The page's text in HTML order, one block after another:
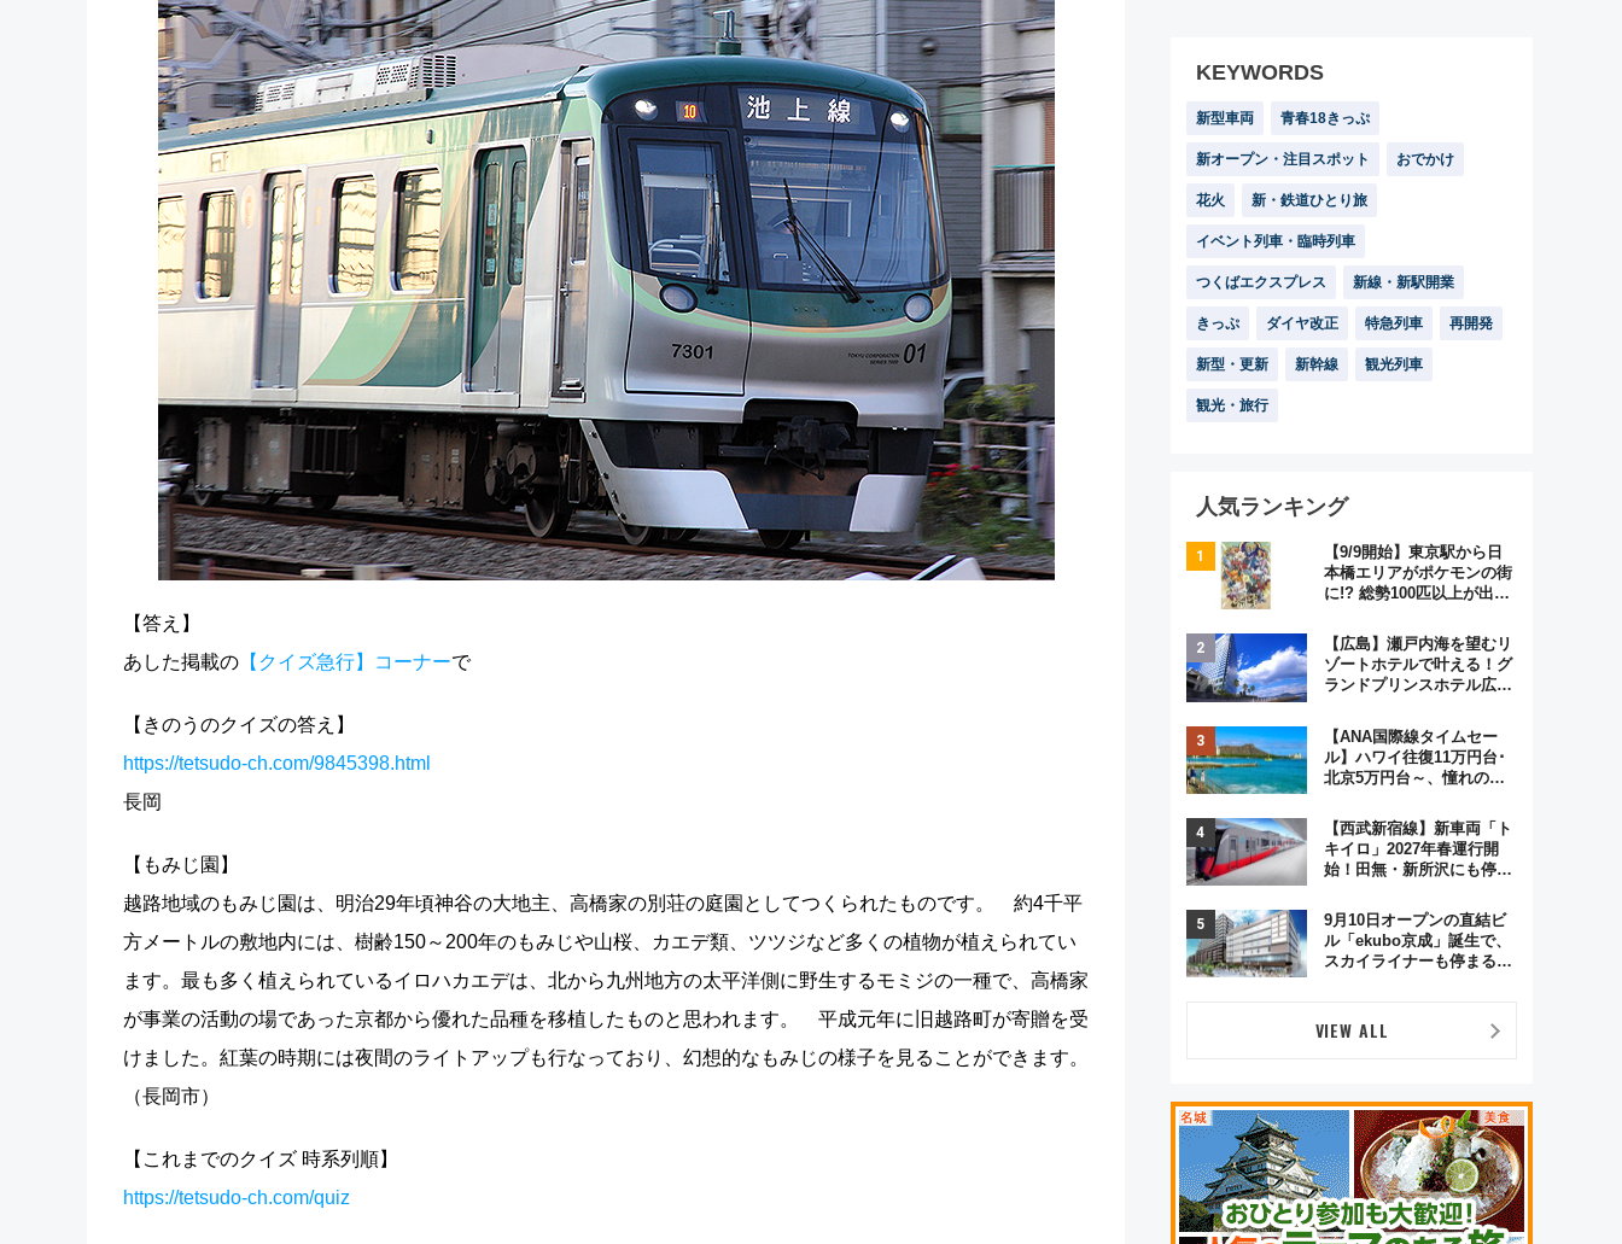
【答え】
あした掲載の 【クイズ急行】コーナーで
【きのうのクイズの答え】
https://tetsudo-ch.com/9845398.html
長岡
【もみじ園】
越路地域のもみじ園は、明治29年頃神谷の大地主、高橋家の別荘の庭園としてつくられたものです。 約4千平
方メートルの敷地内には、樹齢150～200年のもみじや山桜、カエデ類、ツツジなど多くの植物が植えられてい
ます。最も多く植えられているイロハカエデは、北から九州地方の太平洋側に野生するモミジの一種で、高橋家
が事業の活動の場であった京都から優れた品種を移植したものと思われます。 平成元年に旧越路町が寄贈を受
けました。紅葉の時期には夜間のライトアップも行なっており、幻想的なもみじの様子を見ることができます。
（長岡市）
【これまでのクイズ 時系列順】
https://tetsudo-ch.com/quiz
KEYWORDS
新型車両 青春18きっぷ
新オープン・注目スポット おでかけ
花火 新・鉄道ひとり旅
イベント列車・臨時列車
つくばエクスプレス 新線・新駅開業
きっぷ ダイヤ改正 特急列車 再開発
新型・更新 新幹線 観光列車
観光・旅行
人気ランキング
【9/9開始】東京駅から日
本橋エリアがポケモンの街
に!? 総勢100匹以上が出現
格謎解き・グッズ情報まと
め
【広島】瀬戸内海を望むリ
ゾートホテルで叶える！グ
ランドプリンスホテル広島
ジュアルパーティープラン
【ANA国際線タイムセー
ル】ハワイ往復11万円台･
北京5万円台～、憧れのビ
GW旅行まで狙える激アツ
路線まとめ（8/10まで）
【西武新宿線】新車両「ト
キイロ」2027年春運行開
始！田無・新所沢にも停
弾」も
9月10日オープンの直結ビ
ル「ekubo京成」誕生で、
スカイライナーも停まる巨
公開！
VIEW ALL